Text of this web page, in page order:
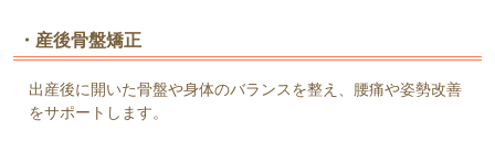
・産後骨盤矯正
出産後に開いた骨盤や身体のバランスを整え、腰痛や姿勢改善
をサポートします。